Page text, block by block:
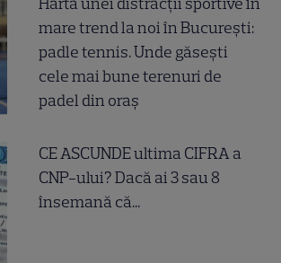
mare trend la noi în București:
padle tennis. Unde găsești
cele mai bune terenuri de
padel din oraș
CE ASCUNDE ultima CIFRA a
CNP-ului? Dacă ai 3 sau 8
însemană că...